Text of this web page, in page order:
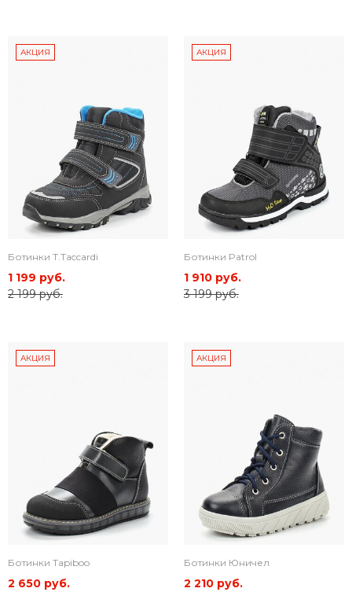
АКЦИЯ
Ботинки T.Taccardi
1 199 руб.
2 199 руб.
АКЦИЯ
Ботинки Patrol
1 910 руб.
3 199 руб.
АКЦИЯ
Ботинки Tapiboo
2 650 руб.
АКЦИЯ
Ботинки Юничел
2 210 руб.